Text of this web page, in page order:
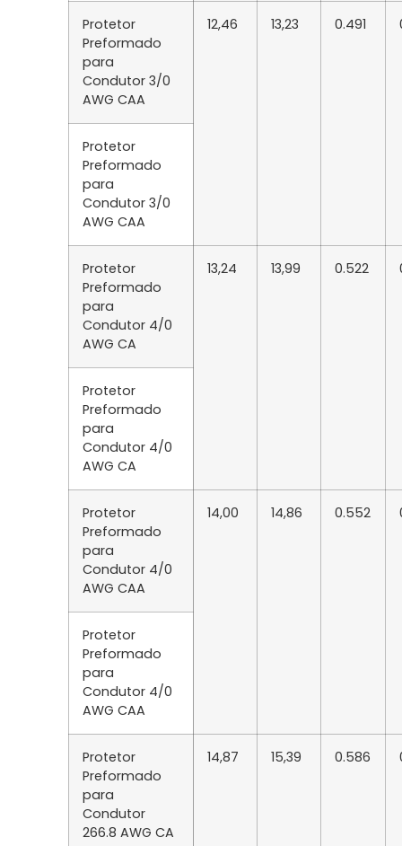
Protetor
Preformado
para
Condutor 3/0
AWG CAA
12,46 13,23 0.491
Protetor
Preformado
para
Condutor 3/0
AWG CAA
Protetor
Preformado
para
Condutor 4/0
AWG CA
13,24 13,99 0.522
Protetor
Preformado
para
Condutor 4/0
AWG CA
Protetor
Preformado
para
Condutor 4/0
AWG CAA
14,00 14,86 0.552
Protetor
Preformado
para
Condutor 4/0
AWG CAA
Protetor
Preformado
para
Condutor
266.8 AWG CA
14,87 15,39 0.586